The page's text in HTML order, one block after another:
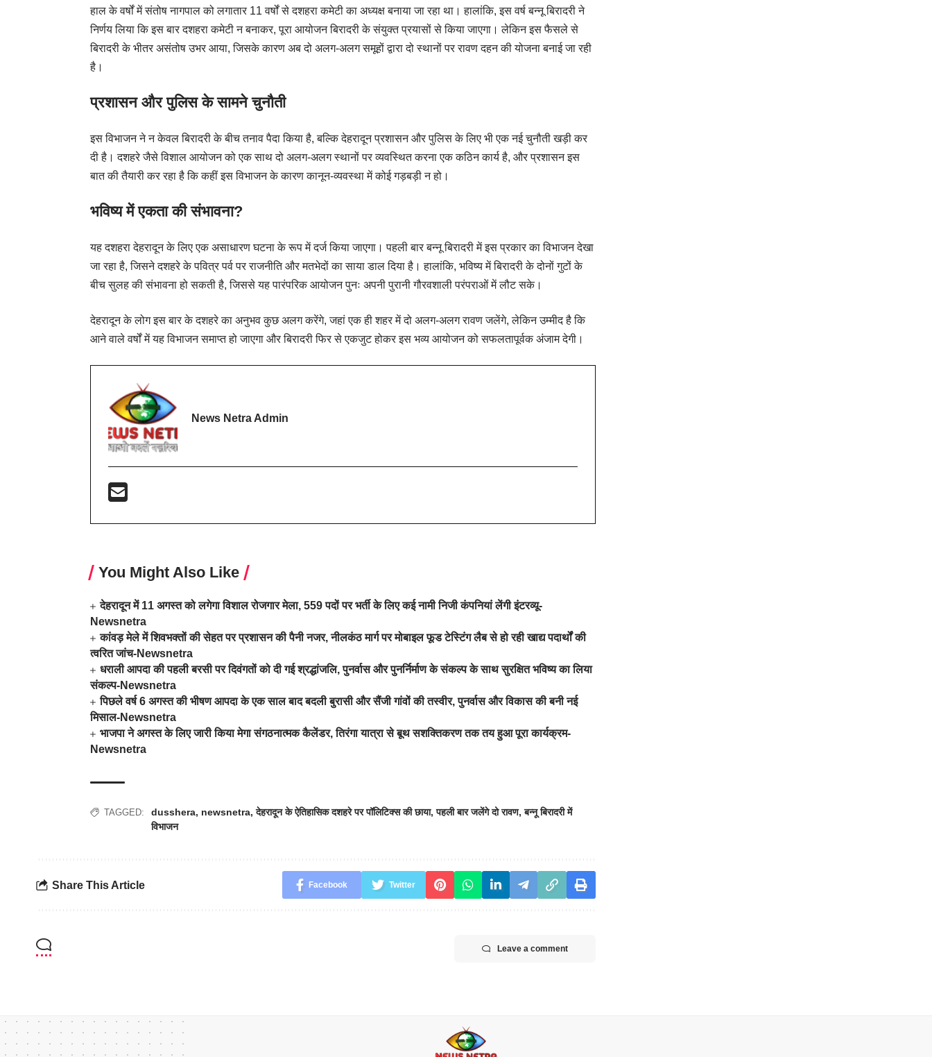
हाल के वर्षों में संतोष नागपाल को लगातार 11 वर्षों से दशहरा कमेटी का अध्यक्ष बनाया जा रहा था। हालांकि, इस वर्ष बन्नू बिरादरी ने
निर्णय लिया कि इस बार दशहरा कमेटी न बनाकर, पूरा आयोजन बिरादरी के संयुक्त प्रयासों से किया जाएगा। लेकिन इस फैसले से
बिरादरी के भीतर असंतोष उभर आया, जिसके कारण अब दो अलग-अलग समूहों द्वारा दो स्थानों पर रावण दहन की योजना बनाई जा रही
है।
प्रशासन और पुलिस के सामने चुनौती
इस विभाजन ने न केवल बिरादरी के बीच तनाव पैदा किया है, बल्कि देहरादून प्रशासन और पुलिस के लिए भी एक नई चुनौती खड़ी कर
दी है। दशहरे जैसे विशाल आयोजन को एक साथ दो अलग-अलग स्थानों पर व्यवस्थित करना एक कठिन कार्य है, और प्रशासन इस
बात की तैयारी कर रहा है कि कहीं इस विभाजन के कारण कानून-व्यवस्था में कोई गड़बड़ी न हो।
भविष्य में एकता की संभावना?
यह दशहरा देहरादून के लिए एक असाधारण घटना के रूप में दर्ज किया जाएगा। पहली बार बन्नू बिरादरी में इस प्रकार का विभाजन देखा
जा रहा है, जिसने दशहरे के पवित्र पर्व पर राजनीति और मतभेदों का साया डाल दिया है। हालांकि, भविष्य में बिरादरी के दोनों गुटों के
बीच सुलह की संभावना हो सकती है, जिससे यह पारंपरिक आयोजन पुनः अपनी पुरानी गौरवशाली परंपराओं में लौट सके।
देहरादून के लोग इस बार के दशहरे का अनुभव कुछ अलग करेंगे, जहां एक ही शहर में दो अलग-अलग रावण जलेंगे, लेकिन उम्मीद है कि
आने वाले वर्षों में यह विभाजन समाप्त हो जाएगा और बिरादरी फिर से एकजुट होकर इस भव्य आयोजन को सफलतापूर्वक अंजाम देगी।
News Netra Admin
You Might Also Like
देहरादून में 11 अगस्त को लगेगा विशाल रोजगार मेला, 559 पदों पर भर्ती के लिए कई नामी निजी कंपनियां लेंगी इंटरव्यू-
Newsnetra
कांवड़ मेले में शिवभक्तों की सेहत पर प्रशासन की पैनी नजर, नीलकंठ मार्ग पर मोबाइल फूड टेस्टिंग लैब से हो रही खाद्य पदार्थों की
त्वरित जांच-Newsnetra
धराली आपदा की पहली बरसी पर दिवंगतों को दी गई श्रद्धांजलि, पुनर्वास और पुनर्निर्माण के संकल्प के साथ सुरक्षित भविष्य का लिया
संकल्प-Newsnetra
पिछले वर्ष 6 अगस्त की भीषण आपदा के एक साल बाद बदली बुरासी और सैंजी गांवों की तस्वीर, पुनर्वास और विकास की बनी नई
मिसाल-Newsnetra
भाजपा ने अगस्त के लिए जारी किया मेगा संगठनात्मक कैलेंडर, तिरंगा यात्रा से बूथ सशक्तिकरण तक तय हुआ पूरा कार्यक्रम-
Newsnetra
TAGGED: dusshera, newsnetra,देहरादून के ऐतिहासिक दशहरे पर पॉलिटिक्स की छाया,पहली बार जलेंगे दो रावण,बन्नू बिरादरी में
विभाजन
Share This Article Facebook Twitter
Leave a comment